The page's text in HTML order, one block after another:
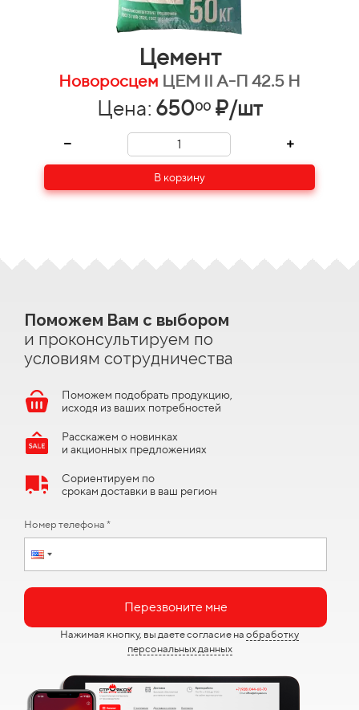
Цемент
Новоросцем ЦЕМ II А-П 42.5 Н
Цена: 65000 ₽/шт
В корзину
Поможем Вам с выбором
и проконсультируем по
условиям сотрудничества
Поможем подобрать продукцию,
исходя из ваших потребностей
Расскажем о новинках
и акционных предложениях
Сориентируем по
срокам доставки в ваш регион
Номер телефона *
Перезвоните мне
Нажимая кнопку, вы даете согласие на обработку
персональных данных